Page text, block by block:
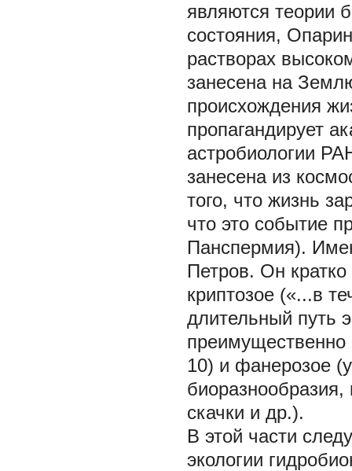
являются теории
состояния,
растворах
занесена на
происхождения
пропагандирует
астробиологии
занесена из
того, что жизнь
что это событие
Панспермия).
Петров. Он
криптозое («...в
длительный путь
преимущественно
10) и фанерозое
скачки и др.).
В этой части
экологии